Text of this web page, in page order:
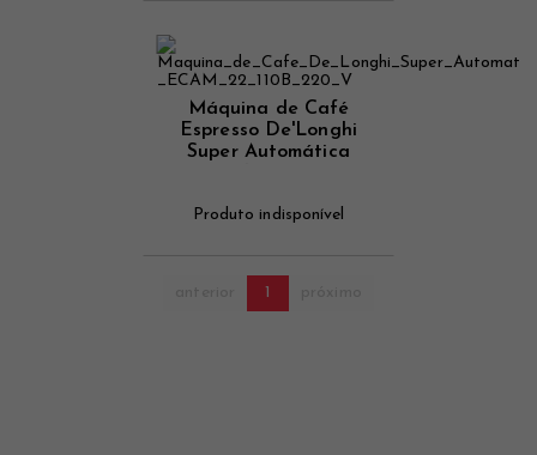
Máquina de Café
Espresso De'Longhi
Super Automática
Produto indisponível
1